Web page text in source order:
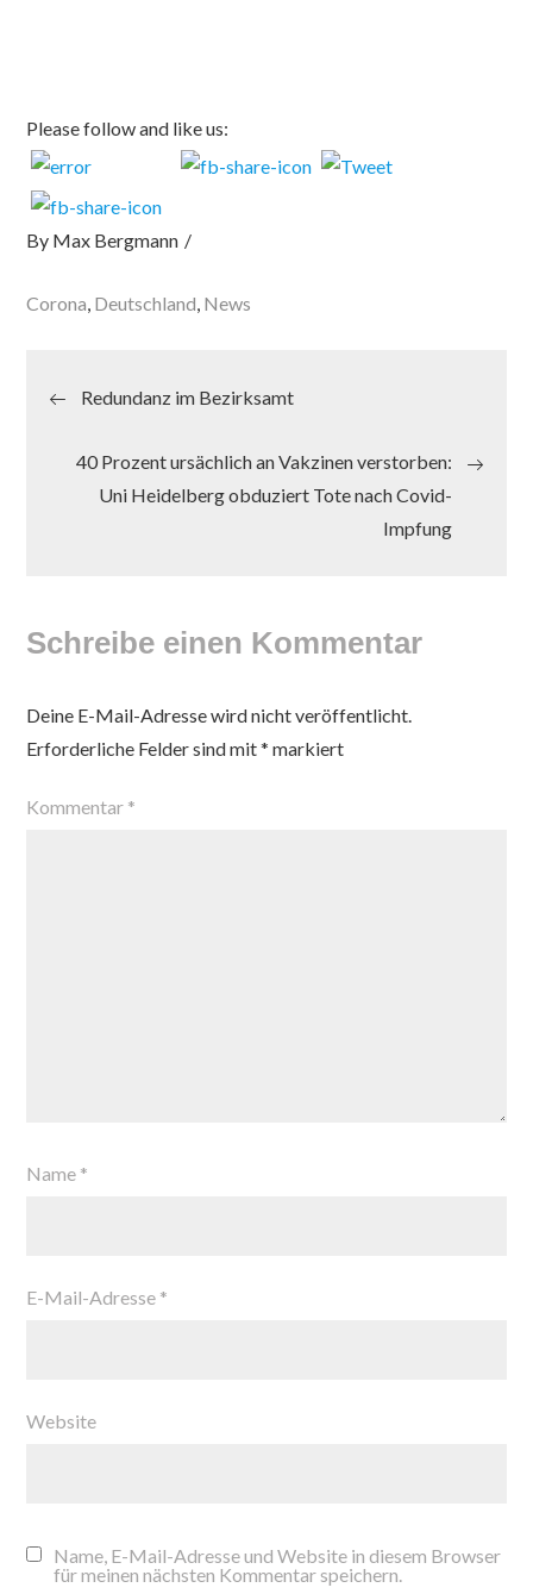
Please follow and like us:
By Max Bergmann
Corona Deutschland News
Beitragsnavigation
Redundanz im Bezirksamt
40 Prozent ursächlich an Vakzinen verstorben:
Uni Heidelberg obduziert Tote nach Covid-
Impfung
Schreibe einen Kommentar
Deine E-Mail-Adresse wird nicht veröffentlicht.
Erforderliche Felder sind mit* markiert
Kommentar *
Name *
E-Mail-Adresse *
Website
Name, E-Mail-Adresse und Website in diesem Browser
für meinen nächsten Kommentar speichern.